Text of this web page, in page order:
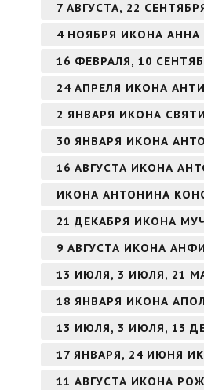
7 АВГУСТА, 22
4 НОЯБРЯ ИКОНА
16 ФЕВРАЛЯ, 10
24 АПРЕЛЯ ИКОНА
2 ЯНВАРЯ ИКОНА
30 ЯНВАРЯ ИКОНА
16 АВГУСТА ИКОНА
ИКОНА АНТОНИНА
21 ДЕКАБРЯ ИКОНА
9 АВГУСТА ИКОНА
13 ИЮЛЯ, 3 ИЮЛЯ, 21
18 ЯНВАРЯ ИКОНА
13 ИЮЛЯ, 3 ИЮЛЯ, 13
17 ЯНВАРЯ, 24 ИЮНЯ
11 АВГУСТА ИКОНА